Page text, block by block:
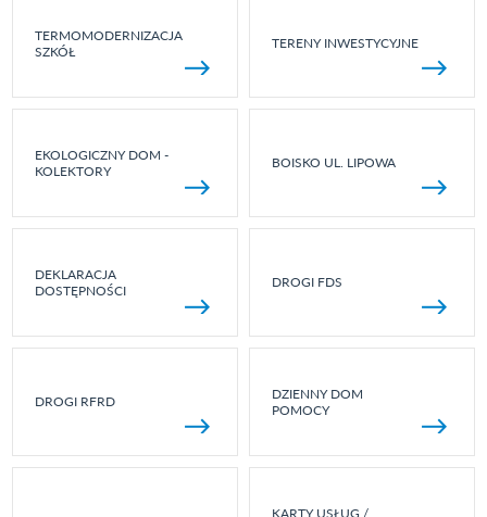
TERMOMODERNIZACJA
SZKÓŁ
TERENY INWESTYCYJNE
EKOLOGICZNY DOM -
KOLEKTORY
BOISKO UL. LIPOWA
DEKLARACJA
DOSTĘPNOŚCI
DROGI FDS
DROGI RFRD
DZIENNY DOM
POMOCY
KARTY USŁUG /